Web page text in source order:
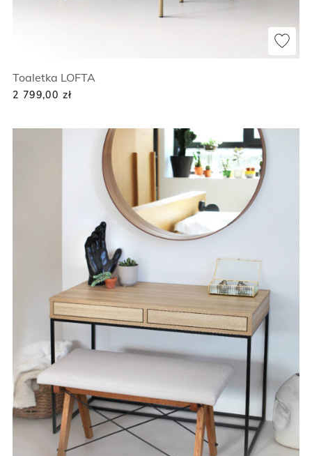
Toaletka LOFTA
2 799,00 zł